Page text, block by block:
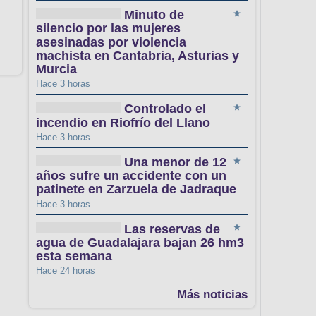
Minuto de
silencio por las mujeres
asesinadas por violencia
machista en Cantabria, Asturias y
Murcia
Hace 3 horas
Controlado el
incendio en Riofrío del Llano
Hace 3 horas
Una menor de 12
años sufre un accidente con un
patinete en Zarzuela de Jadraque
Hace 3 horas
Las reservas de
agua de Guadalajara bajan 26 hm3
esta semana
Hace 24 horas
Más noticias